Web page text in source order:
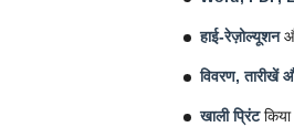
हाई-रेज़ोल्यूशन
विवरण, तारीखें
खाली प्रिंट